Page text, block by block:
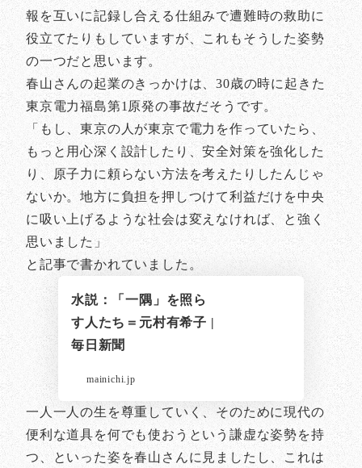
報を互いに記録し合える仕組みで遭難時の救助に
役立てたりもしていますが、これもそうした姿勢
の一つだと思います。
春山さんの起業のきっかけは、30歳の時に起きた
東京電力福島第1原発の事故だそうです。
「もし、東京の人が東京で電力を作っていたら、
もっと用心深く設計したり、安全対策を強化した
り、原子力に頼らない方法を考えたりしたんじゃ
ないか。地方に負担を押しつけて利益だけを中央
に吸い上げるような社会は変えなければ、と強く
思いました」
と記事で書かれていました。
水説：「一隅」を照ら
す人たち＝元村有希子 |
毎日新聞
mainichi.jp
一人一人の生を尊重していく、そのために現代の
便利な道具を何でも使おうという謙虚な姿勢を持
つ、といった姿を春山さんに見ましたし、これは